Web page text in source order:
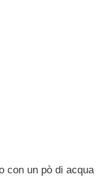
con un pò di acqua